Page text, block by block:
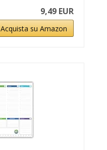
9,49 EUR
Acquista su Amazon